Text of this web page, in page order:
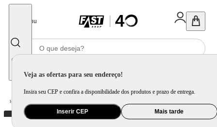
Menu
Veja as ofertas para seu endereço!
Insira seu CEP e confira a disponibilidade dos produtos e prazo de entrega.
Inserir CEP Mais tarde
Home